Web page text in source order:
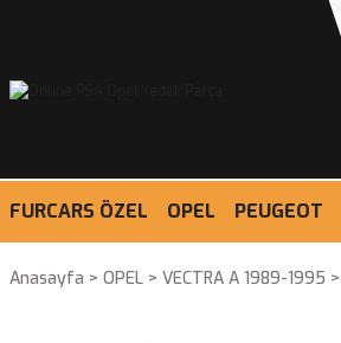
FURCARS ÖZEL OPEL PEUGEOT
Anasayfa OPEL VECTRA A 1989-1995